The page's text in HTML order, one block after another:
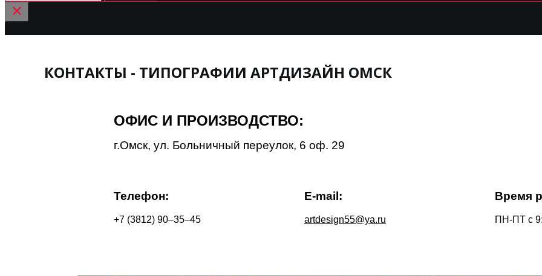
КОНТАКТЫ - ТИПОГРАФИИ АРТДИЗАЙН ОМСК
ОФИС И ПРОИЗВОДСТВО:
г.Омск, ул. Больничный переулок, 6 оф. 29
Телефон:
+7 (3812) 90–35–45
E-mail:
artdesign55@ya.ru
Время
ПН-ПТ с